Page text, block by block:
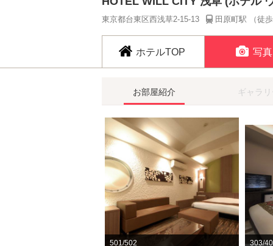
東京都台東区西浅草2-15-13 田原町駅 （徒
ホテルTOP 写真
お部屋紹介 ギャラ
501/502 303/